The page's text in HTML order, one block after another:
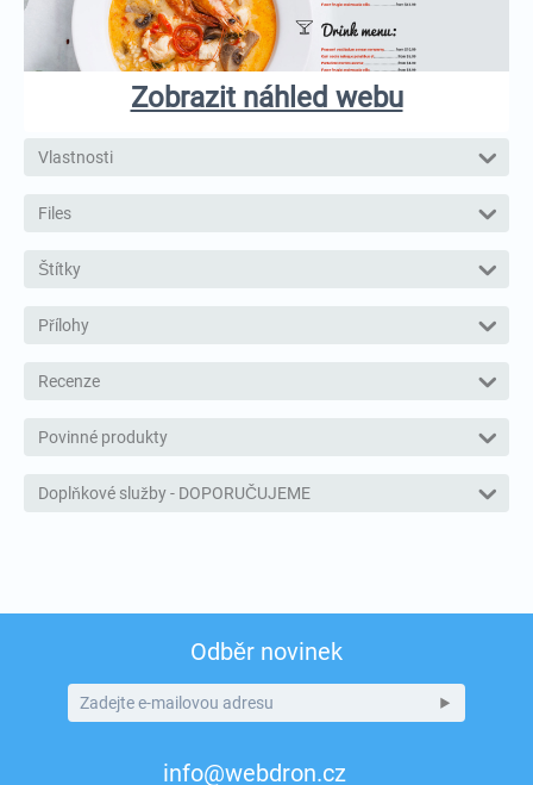
Zobrazit náhled webu
Vlastnosti
Files
Štítky
Přílohy
Recenze
Povinné produkty
Doplňkové služby - DOPORUČUJEME
Odběr novinek
info@webdron.cz